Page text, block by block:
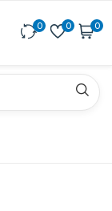
0 0 0